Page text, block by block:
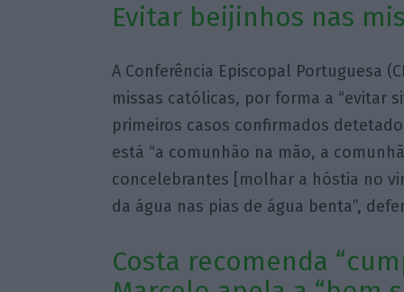
Evitar beijinhos nas
A Conferência Episcopal Portuguesa
missas católicas, por forma a “evitar
primeiros casos confirmados
está “a comunhão na mão, a
concelebrantes [molhar a hóstia no
da água nas pias de água benta”,
Costa recomenda